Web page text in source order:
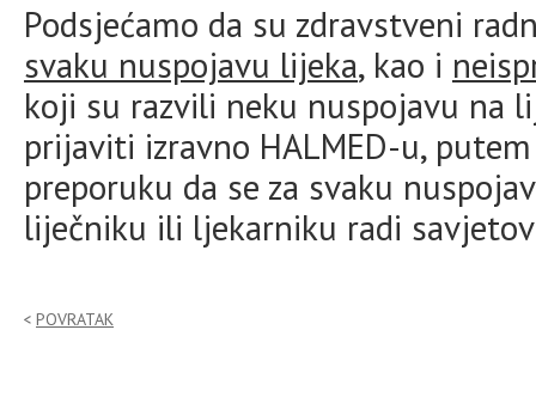
Podsjećamo da su zdravstveni
svaku nuspojavu lijeka, kao i
koji su razvili neku nuspojavu na
prijaviti izravno HALMED-u,
preporuku da se za svaku
liječniku ili ljekarniku radi
POVRATAK